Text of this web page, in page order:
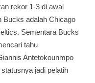
rekor 1-3 di awal
Bucks adalah Chicago
Sementara Bucks
tahu
Antetokounmpo
jadi pelatih